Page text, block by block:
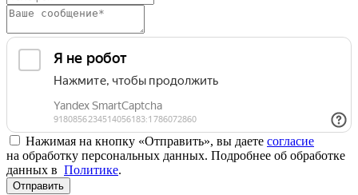
Нажимая на кнопку «Отправить», вы даете согласие
на обработку персональных данных. Подробнее об обработке
данных в Политике.
Отправить